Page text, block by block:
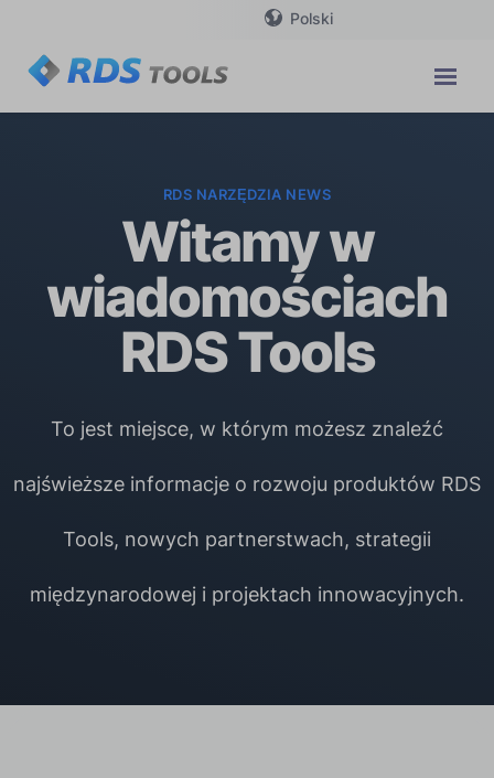
Polski
RDS NARZĘDZIA NEWS
Witamy w
wiadomościach
RDS Tools
To jest miejsce, w którym możesz znaleźć
najświeższe informacje o rozwoju produktów RDS
Tools, nowych partnerstwach, strategii
międzynarodowej i projektach innowacyjnych.